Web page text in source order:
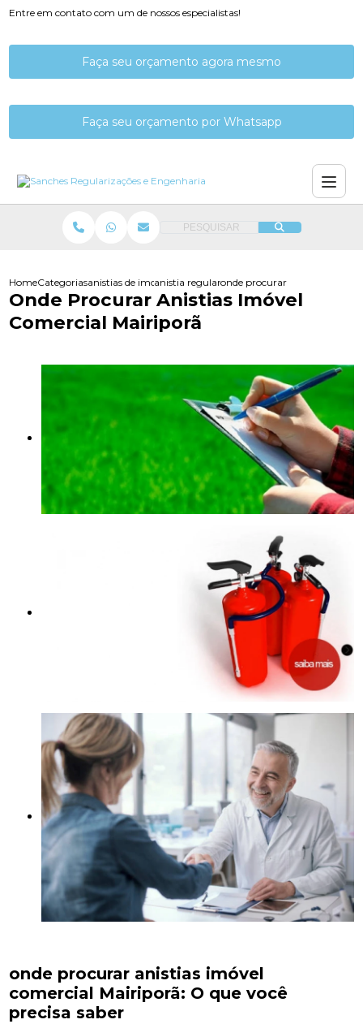
Entre em contato com um de nossos especialistas!
Faça seu orçamento agora mesmo
Faça seu orçamento por Whatsapp
PESQUISAR
HomeCategoriasanistias de imoveisanistia regularizacao imovel prefeitura
onde procurar anistias
Onde Procurar Anistias Imóvel
Comercial Mairiporã
onde procurar anistias imóvel
comercial Mairiporã: O que você
precisa saber